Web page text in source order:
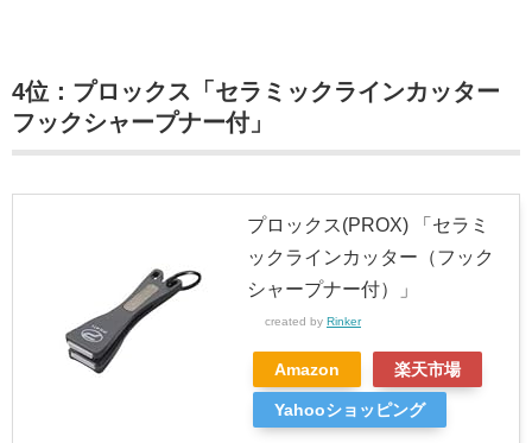
4位：プロックス「セラミックラインカッター
フックシャープナー付」
プロックス(PROX) 「セラミ
ックラインカッター（フック
シャープナー付）」
created by Rinker
Amazon 楽天市場
Yahooショッピング